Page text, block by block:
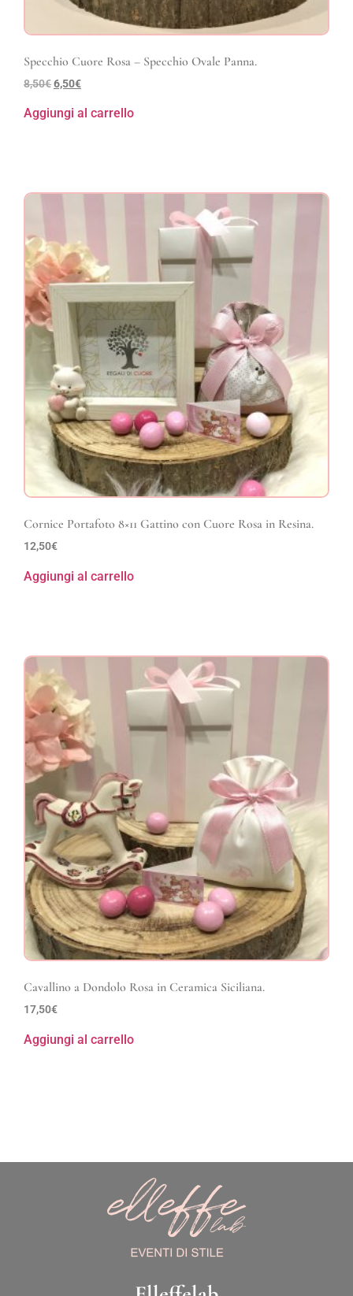
Specchio Cuore Rosa – Specchio Ovale Panna.
8,50€6,50€
Aggiungi al carrello
Cornice Portafoto 8×11 Gattino con Cuore Rosa in Resina.
12,50€
Aggiungi al carrello
Cavallino a Dondolo Rosa in Ceramica Siciliana.
17,50€
Aggiungi al carrello